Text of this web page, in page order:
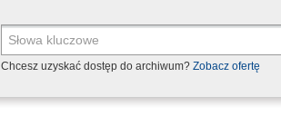
Chcesz uzyskać dostęp do archiwum? Zobacz ofertę